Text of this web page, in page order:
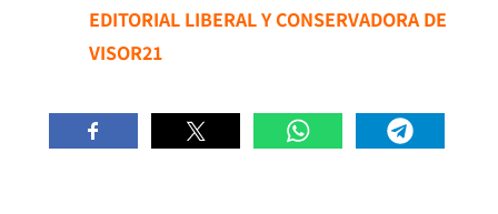
EDITORIAL LIBERAL Y CONSERVADORA DE
VISOR21